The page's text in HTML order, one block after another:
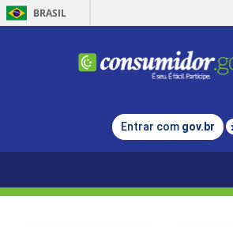
BRASIL
Entrar com gov.br